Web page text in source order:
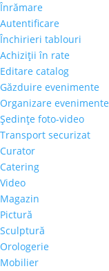
Înrămare
Autentificare
Închirieri tablouri
Achiziţii în rate
Editare catalog
Găzduire evenimente
Organizare evenimente
Şedinţe foto-video
Transport securizat
Curator
Catering
Video
Magazin
Pictură
Sculptură
Orologerie
Mobilier
3 luni
6 luni
9 luni
12 luni
Cantitate
"Nud"
Autor
Diana Caisin